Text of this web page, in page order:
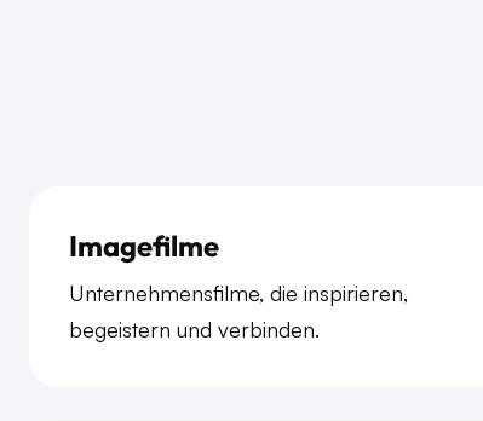
Imagefilme
Unternehmensfilme, die inspirieren,
begeistern und verbinden.